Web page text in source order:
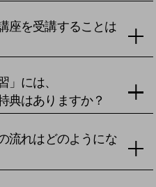
座を受講することは
」には、
典はありますか？
流れはどのようにな